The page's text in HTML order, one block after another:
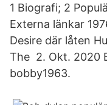
1 Biografi; 2
Externa länkar
Desire där låten
The 2. Okt. 2020
bobby1963.